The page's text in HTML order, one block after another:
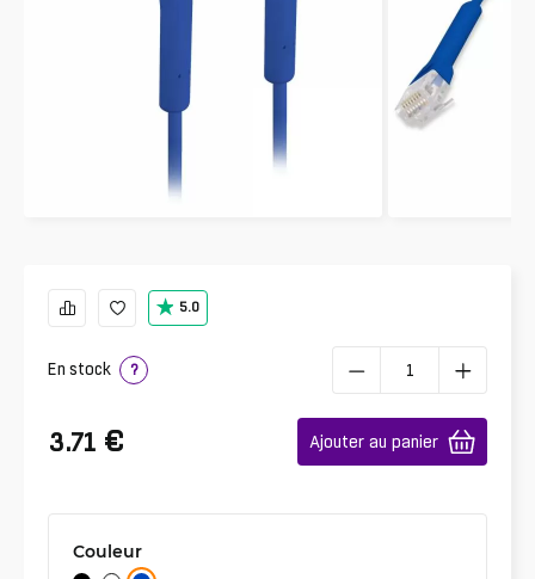
5.0
En stock ?
3.71 € Ajouter au panier
Couleur